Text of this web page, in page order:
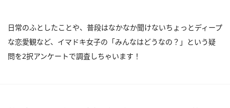
日常のふとしたことや、普段はなかなか聞けないちょっとディープ
な恋愛観など、イマドキ女子の「みんなはどうなの？」という疑
問を2択アンケートで調査しちゃいます！